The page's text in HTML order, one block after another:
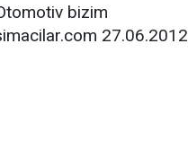
bizim
27.06.2012